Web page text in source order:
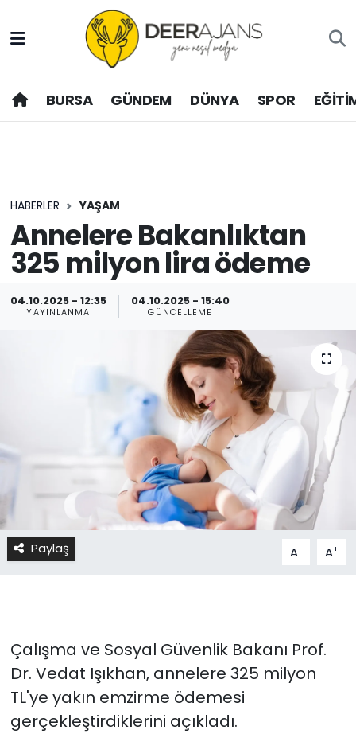
BURSA GÜNDEM DÜNYA SPOR
HABERLER YAŞAM
Annelere Bakanlıktan
325 milyon lira ödeme
04.10.2025 - 12:35
YAYINLANMA
04.10.2025 - 15:40
GÜNCELLEME
Paylaş A- A+
Çalışma ve Sosyal Güvenlik Bakanı Prof.
Dr. Vedat Işıkhan, annelere 325 milyon
TL'ye yakın emzirme ödemesi
gerçekleştirdiklerini açıkladı.
Hava Durumu
Trafik Durumu
Son Dakika Haberleri
Haber Arşivi